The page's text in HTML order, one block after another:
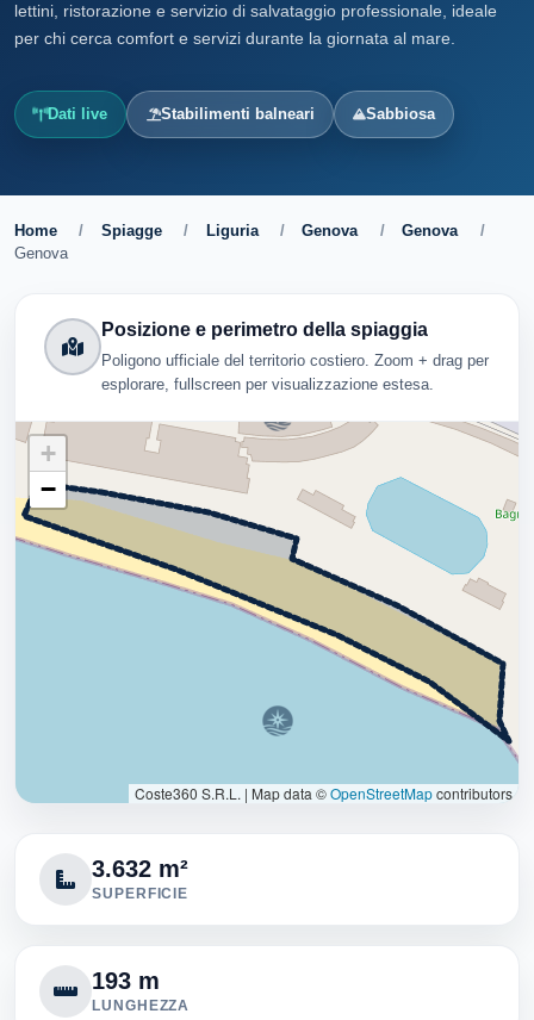
lettini, ristorazione e servizio di salvataggio professionale, ideale
per chi cerca comfort e servizi durante la giornata al mare.
Dati live Stabilimenti balneari Sabbiosa
Home / Spiagge / Liguria / Genova / Genova
/
Genova
Posizione e perimetro della spiaggia
Poligono ufficiale del territorio costiero. Zoom + drag per
esplorare, fullscreen per visualizzazione estesa.
+
−
Coste360 S.R.L. | Map data ©OpenStreetMapcontributors
3.632 m²
SUPERFICIE
193 m
LUNGHEZZA